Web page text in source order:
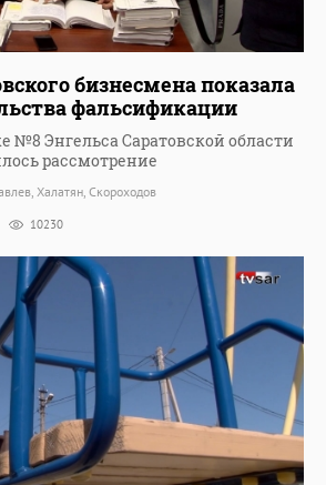
бизнесмена показала
фальсификации
№8 Энгельса Саратовской области
рассмотрение
Халатян, Скороходов
10230